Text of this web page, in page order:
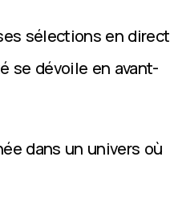
sélections en direct
se dévoile en avant-
dans un univers où